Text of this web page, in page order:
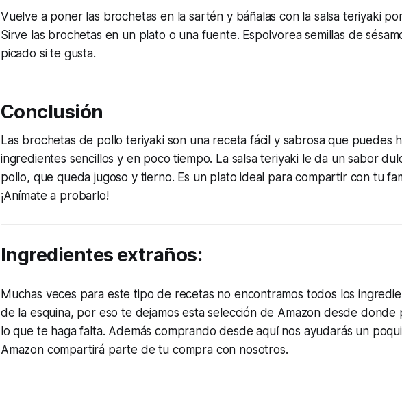
Vuelve a poner las brochetas en la sartén y báñalas con la salsa teriyaki
Sirve las brochetas en un plato o una fuente. Espolvorea semillas de
picado si te gusta.
Conclusión
Las brochetas de pollo teriyaki son una receta fácil y sabrosa que puedes
ingredientes sencillos y en poco tiempo. La salsa teriyaki le da un sabor
pollo, que queda jugoso y tierno. Es un plato ideal para compartir con tu
¡Anímate a probarlo!
Ingredientes extraños:
Muchas veces para este tipo de recetas no encontramos todos los
de la esquina, por eso te dejamos esta selección de Amazon desde donde
lo que te haga falta. Además comprando desde aquí nos ayudarás un
Amazon compartirá parte de tu compra con nosotros.